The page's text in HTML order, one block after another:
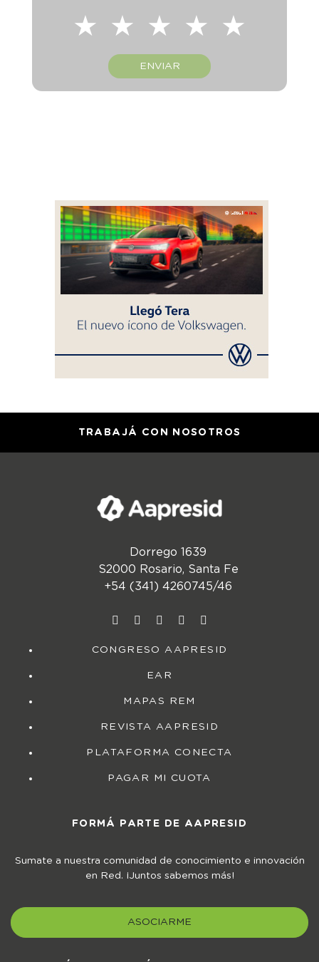
★
★
★
★
★
ENVIAR
TRABAJÁ CON NOSOTROS
Dorrego 1639
S2000 Rosario, Santa Fe
+54 (341) 4260745/46
CONGRESO AAPRESID
EAR
MAPAS REM
REVISTA AAPRESID
PLATAFORMA CONECTA
PAGAR MI CUOTA
FORMÁ PARTE DE AAPRESID
Sumate a nuestra comunidad de conocimiento e innovación
en Red. ¡Juntos sabemos más!
ASOCIARME